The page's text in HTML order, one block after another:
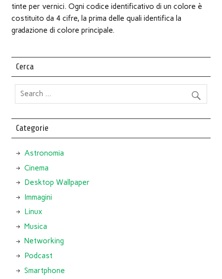
tinte per vernici. Ogni codice identificativo di un colore è
costituito da 4 cifre, la prima delle quali identifica la
gradazione di colore principale.
Cerca
Categorie
Astronomia
Cinema
Desktop Wallpaper
Immagini
Linux
Musica
Networking
Podcast
Smartphone